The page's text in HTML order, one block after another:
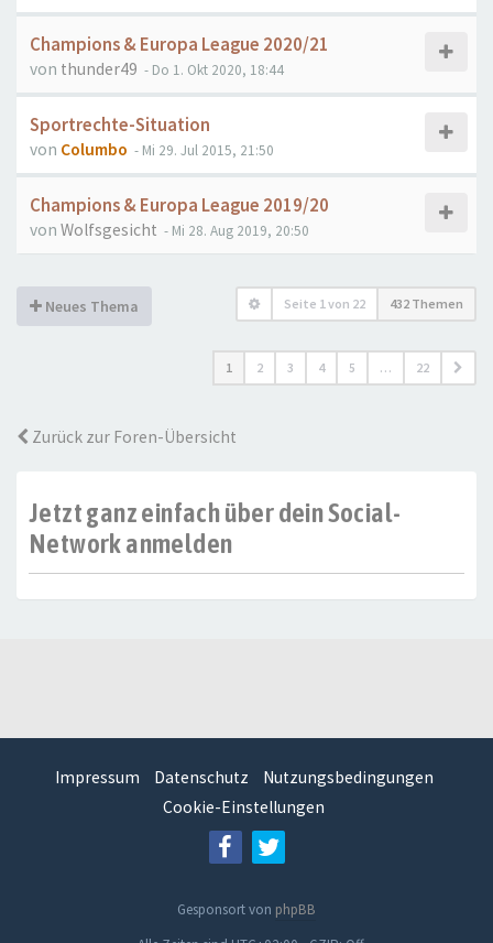
Champions & Europa League 2020/21
von thunder49 - Do 1. Okt 2020, 18:44
Sportrechte-Situation
von Columbo - Mi 29. Jul 2015, 21:50
Champions & Europa League 2019/20
von Wolfsgesicht - Mi 28. Aug 2019, 20:50
Neues Thema Seite 1von 22 432 Themen
1 2 3 4 5 … 22
Zurück zur Foren-Übersicht
Jetzt ganz einfach über dein Social-
Network anmelden
Impressum Datenschutz
Nutzungsbedingungen
Cookie-Einstellungen
Gesponsort von phpBB